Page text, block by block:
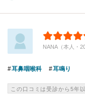
NANA（本人・
耳鼻咽喉科 耳鳴り
この口コミは受診から5年